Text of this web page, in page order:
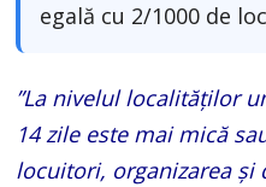
egală cu 2/1000 de
”La nivelul localităților
14 zile este mai mică
locuitori, organizarea și